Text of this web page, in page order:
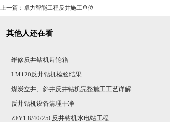
上一篇： 卓力智能工程反井施工单位
其他人还在看
维修反井钻机齿轮箱
LM120反井钻机检验结果
煤炭立井、斜井反井钻机完整施工工艺详解
反井钻机设备清理干净
ZFY1.8/40/250反井钻机水电站工程